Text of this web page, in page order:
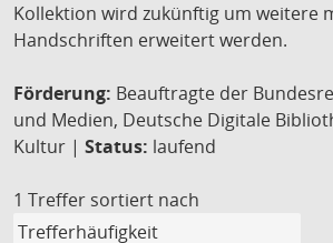
Kollektion wird zukünftig um weitere
Handschriften erweitert werden.
Förderung: Beauftragte der
und Medien, Deutsche Digitale
Kultur | Status: laufend
1 Treffer sortiert nach